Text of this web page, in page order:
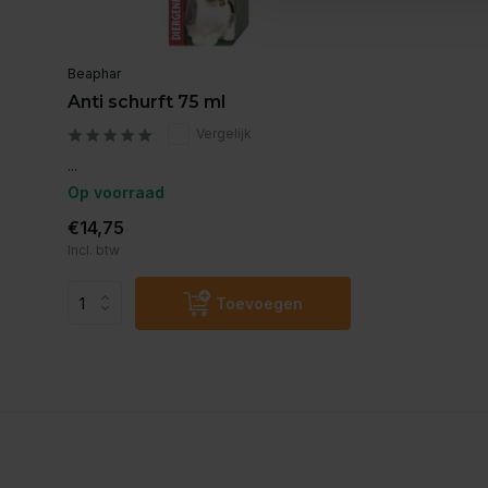
Beaphar
Anti schurft 75 ml
Vergelijk
...
Op voorraad
€14,75
Incl. btw
Toevoegen